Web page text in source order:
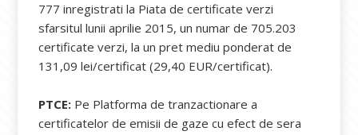
777 inregistrati la Piata de certificate verzi
sfarsitul lunii aprilie 2015, un numar de 705.203
certificate verzi, la un pret mediu ponderat de
131,09 lei/certificat (29,40 EUR/certificat).
PTCE: Pe Platforma de tranzactionare a
certificatelor de emisii de gaze cu efect de sera